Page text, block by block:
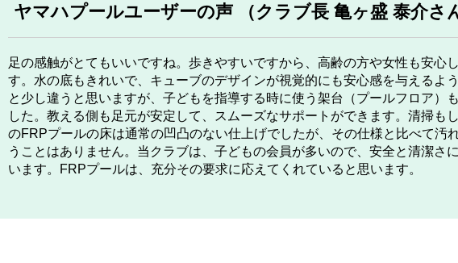
ヤマハプールユーザーの声 （クラブ長 亀ヶ盛 泰介さ
足の感触がとてもいいですね。歩きやすいですから、高齢の方や女性も安心
す。水の底もきれいで、キューブのデザインが視覚的にも安心感を与えるよ
と少し違うと思いますが、子どもを指導する時に使う架台（プールフロア）
した。教える側も足元が安定して、スムーズなサポートができます。清掃も
のFRPプールの床は通常の凹凸のない仕上げでしたが、その仕様と比べて汚
うことはありません。当クラブは、子どもの会員が多いので、安全と清潔さ
います。FRPプールは、充分その要求に応えてくれていると思います。